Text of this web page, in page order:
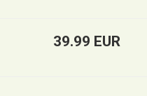
39.99 EUR